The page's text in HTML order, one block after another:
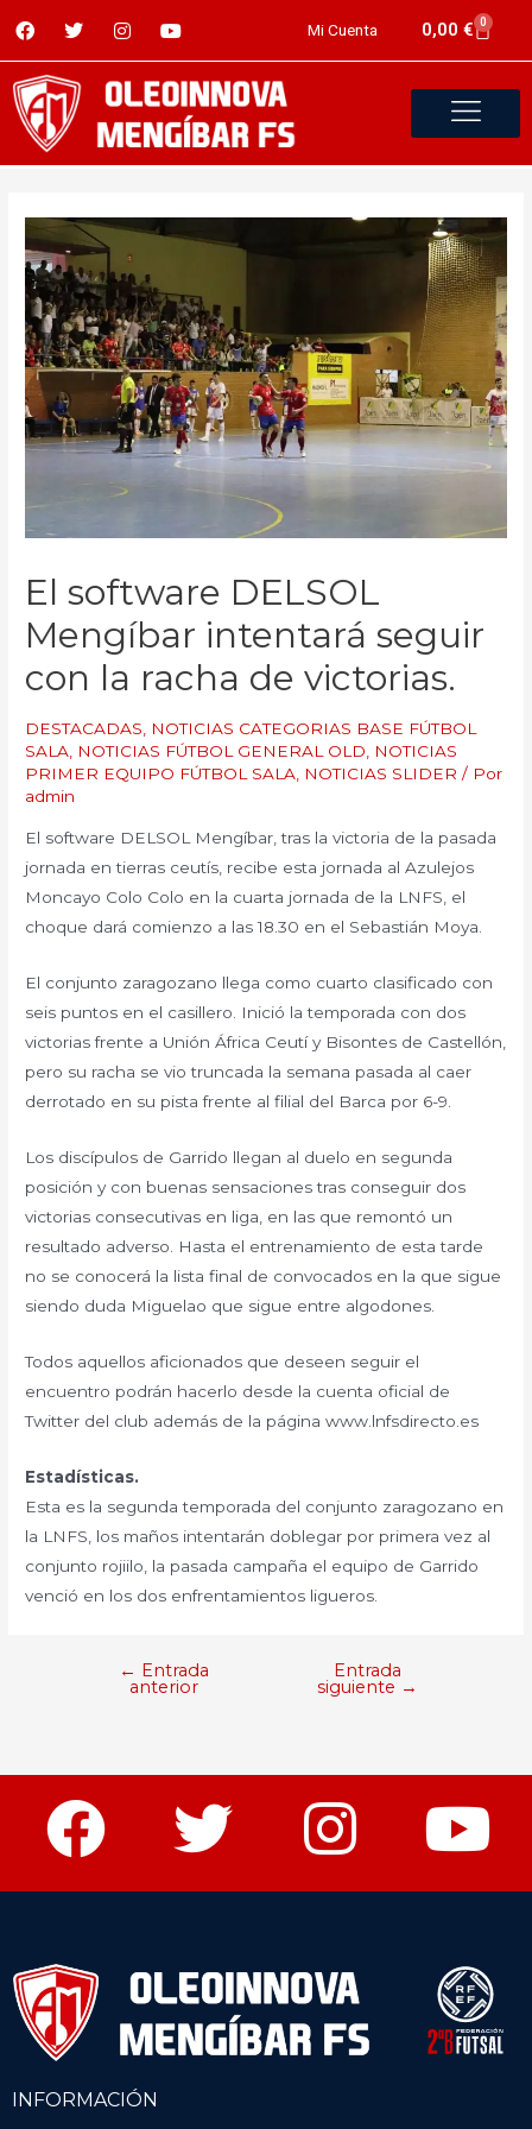
Mi Cuenta 0,00 € 0
El software DELSOL
Mengíbar intentará seguir
con la racha de victorias.
DESTACADAS
NOTICIAS CATEGORIAS BASE FÚTBOL
SALA
NOTICIAS FÚTBOL GENERAL OLD
NOTICIAS
PRIMER EQUIPO FÚTBOL SALA
NOTICIAS SLIDER / Por
admin
El software DELSOL Mengíbar, tras la victoria de la pasada
jornada en tierras ceutís, recibe esta jornada al Azulejos
Moncayo Colo Colo en la cuarta jornada de la LNFS, el
choque dará comienzo a las 18.30 en el Sebastián Moya.
El conjunto zaragozano llega como cuarto clasificado con
seis puntos en el casillero. Inició la temporada con dos
victorias frente a Unión África Ceutí y Bisontes de Castellón,
pero su racha se vio truncada la semana pasada al caer
derrotado en su pista frente al filial del Barca por 6-9.
Los discípulos de Garrido llegan al duelo en segunda
posición y con buenas sensaciones tras conseguir dos
victorias consecutivas en liga, en las que remontó un
resultado adverso. Hasta el entrenamiento de esta tarde
no se conocerá la lista final de convocados en la que sigue
siendo duda Miguelao que sigue entre algodones.
Todos aquellos aficionados que deseen seguir el
encuentro podrán hacerlo desde la cuenta oficial de
Twitter del club además de la página www.lnfsdirecto.es
Estadísticas.
Esta es la segunda temporada del conjunto zaragozano en
la LNFS, los maños intentarán doblegar por primera vez al
conjunto rojiilo, la pasada campaña el equipo de Garrido
venció en los dos enfrentamientos ligueros.
← Entrada
anterior
Entrada
siguiente →
INFORMACIÓN